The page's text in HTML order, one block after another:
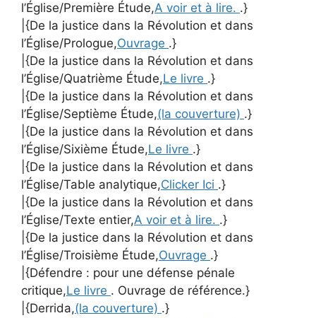
l’Église/Première Étude,A voir et à lire. .}
|{De la justice dans la Révolution et dans
l’Église/Prologue,Ouvrage .}
|{De la justice dans la Révolution et dans
l’Église/Quatrième Étude,Le livre .}
|{De la justice dans la Révolution et dans
l’Église/Septième Étude,(la couverture) .}
|{De la justice dans la Révolution et dans
l’Église/Sixième Étude,Le livre .}
|{De la justice dans la Révolution et dans
l’Église/Table analytique,Clicker Ici .}
|{De la justice dans la Révolution et dans
l’Église/Texte entier,A voir et à lire. .}
|{De la justice dans la Révolution et dans
l’Église/Troisième Étude,Ouvrage .}
|{Défendre : pour une défense pénale
critique,Le livre . Ouvrage de référence.}
|{Derrida,(la couverture) .}